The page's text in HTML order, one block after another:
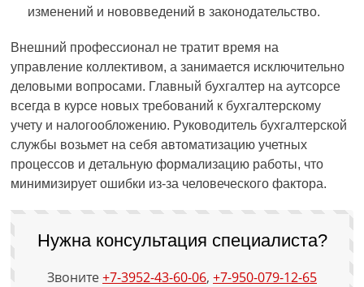
изменений и нововведений в законодательство.
Внешний профессионал не тратит время на
управление коллективом, а занимается исключительно
деловыми вопросами. Главный бухгалтер на аутсорсе
всегда в курсе новых требований к бухгалтерскому
учету и налогообложению. Руководитель бухгалтерской
службы возьмет на себя автоматизацию учетных
процессов и детальную формализацию работы, что
минимизирует ошибки из-за человеческого фактора.
Нужна консультация специалиста?
Звоните+7-3952-43-60-06, +7-950-079-12-65